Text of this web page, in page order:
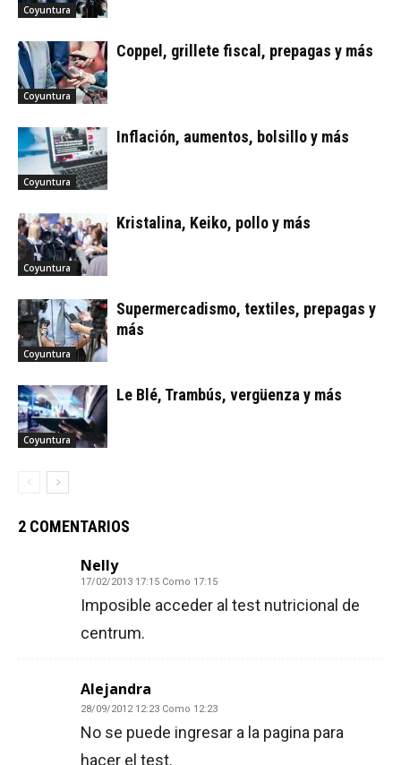
Coyuntura
Coyuntura
Coppel, grillete fiscal, prepagas y más
Coyuntura
Inflación, aumentos, bolsillo y más
Coyuntura
Kristalina, Keiko, pollo y más
Coyuntura
Supermercadismo, textiles, prepagas y
más
Coyuntura
Le Blé, Trambús, vergüenza y más
2 COMENTARIOS
Nelly
17/02/2013 17:15 Como 17:15
Imposible acceder al test nutricional de
centrum.
Alejandra
28/09/2012 12:23 Como 12:23
No se puede ingresar a la pagina para
hacer el test.